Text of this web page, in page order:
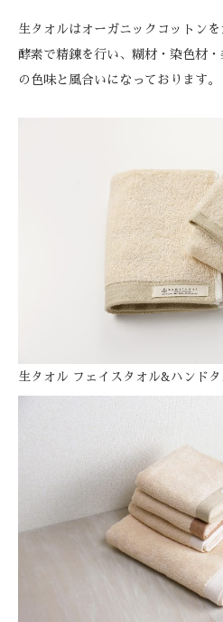
生タオルはオーガニックコットンを
酵素で精錬を行い、糊材・染色材
の色味と風合いになっております。
生タオル フェイスタオル&ハンド